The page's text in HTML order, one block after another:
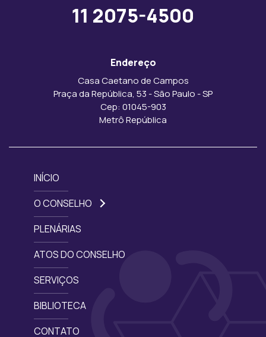
11 2075-4500
Endereço
Casa Caetano de Campos
Praça da República, 53 - São Paulo - SP
Cep: 01045-903
Metrô República
INÍCIO
O CONSELHO
PLENÁRIAS
ATOS DO CONSELHO
SERVIÇOS
BIBLIOTECA
CONTATO